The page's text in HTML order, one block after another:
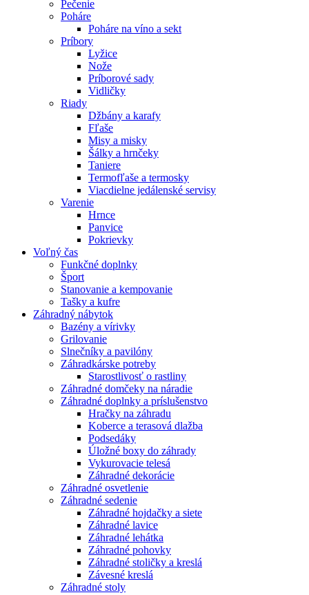
Pečenie
Poháre
Poháre na víno a sekt
Príbory
Lyžice
Nože
Príborové sady
Vidličky
Riady
Džbány a karafy
Fľaše
Misy a misky
Šálky a hrnčeky
Taniere
Termofľaše a termosky
Viacdielne jedálenské servisy
Varenie
Hrnce
Panvice
Pokrievky
Voľný čas
Funkčné doplnky
Šport
Stanovanie a kempovanie
Tašky a kufre
Záhradný nábytok
Bazény a vírivky
Grilovanie
Slnečníky a pavilóny
Záhradkárske potreby
Starostlivosť o rastliny
Záhradné domčeky na náradie
Záhradné doplnky a príslušenstvo
Hračky na záhradu
Koberce a terasová dlažba
Podsedáky
Úložné boxy do záhrady
Vykurovacie telesá
Záhradné dekorácie
Záhradné osvetlenie
Záhradné sedenie
Záhradné hojdačky a siete
Záhradné lavice
Záhradné lehátka
Záhradné pohovky
Záhradné stoličky a kreslá
Závesné kreslá
Záhradné stoly